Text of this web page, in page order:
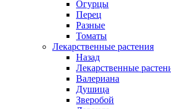
Огурцы
Перец
Разные
Томаты
Лекарственные растения
Назад
Лекарственные
Валериана
Душица
Зверобой